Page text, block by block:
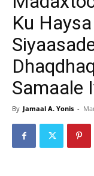
Ku
Samaale
By Jamaal A. Yonis -